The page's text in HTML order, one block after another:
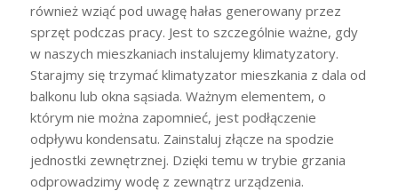
również wziąć pod uwagę hałas generowany przez
sprzęt podczas pracy. Jest to szczególnie ważne, gdy
w naszych mieszkaniach instalujemy klimatyzatory.
Starajmy się trzymać klimatyzator mieszkania z dala od
balkonu lub okna sąsiada. Ważnym elementem, o
którym nie można zapomnieć, jest podłączenie
odpływu kondensatu. Zainstaluj złącze na spodzie
jednostki zewnętrznej. Dzięki temu w trybie grzania
odprowadzimy wodę z zewnątrz urządzenia.